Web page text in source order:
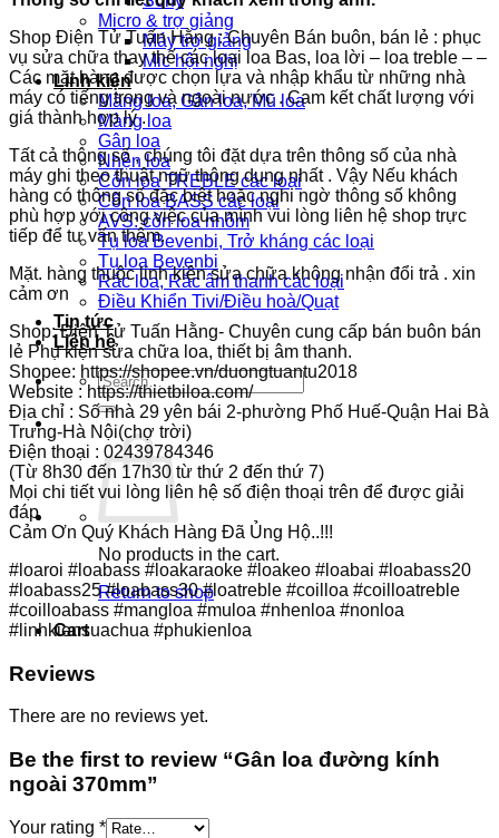
Micro & trợ giảng
Máy trợ giảng
Mic hội nghị
Linh kiện
Màng loa, Gân loa, Mũ loa
Màng loa
Gân loa
Nhện loa
Côn loa TREBLE các loại
Côn loa BASS các loại
AVS: côn loa nhôm
Tụ loa Bevenbi, Trở kháng các loại
Tụ loa Bevenbi
Rắc loa, Rắc âm thanh các loại
Điều Khiển Tivi/Điều hoà/Quạt
Tin tức
Liên hệ
Search
for:
No products in the cart.
Return to shop
Cart
Shop Điện Tử Tuấn Hằng : Chuyên Bán buôn, bán lẻ : phục
vụ sửa chữa thay thế các loại loa Bas, loa lời – loa treble – –
Các mặt hàng được chọn lựa và nhập khẩu từ những nhà
máy có tiếng trong và ngoài nước . Cam kết chất lượng với
giá thành hợp lý .
Tất cả thông số , chúng tôi đặt dựa trên thông số của nhà
máy ghi theo thuật ngữ thông dụng nhất . Vậy Nếu khách
hàng có thông số đặc biệt hoặc nghi ngờ thông số không
phù hợp với công việc của mình vui lòng liên hệ shop trực
tiếp để tư vấn thêm.
Mặt. hàng thuộc linh kiện sửa chữa không nhận đổi trả . xin
cảm ơn
Shop: Điện Tử Tuấn Hằng- Chuyên cung cấp bán buôn bán
lẻ Phụ kiện sửa chữa loa, thiết bị âm thanh.
Shopee: https://shopee.vn/duongtuantu2018
Website : https://thietbiloa.com/
Địa chỉ : Số nhà 29 yên bái 2-phường Phố Huế-Quận Hai Bà
Trưng-Hà Nội(chợ trời)
Điện thoại : 02439784346
(Từ 8h30 đến 17h30 từ thứ 2 đến thứ 7)
Mọi chi tiết vui lòng liên hệ số điện thoại trên để được giải
đáp
Cảm Ơn Quý Khách Hàng Đã Ủng Hộ..!!!
#loaroi #loabass #loakaraoke #loakeo #loabai #loabass20
#loabass25 #loabass30 #loatreble #coilloa #coilloatreble
#coilloabass #mangloa #muloa #nhenloa #nonloa
#linhkiensuachua #phukienloa
Reviews
There are no reviews yet.
Be the first to review “Gân loa đường kính
ngoài 370mm”
Your rating *